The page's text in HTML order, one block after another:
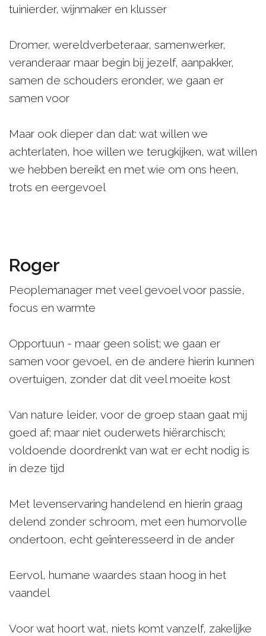
tuinierder, wijnmaker en klusser
Dromer, wereldverbeteraar, samenwerker,
veranderaar maar begin bij jezelf, aanpakker,
samen de schouders eronder, we gaan er
samen voor
Maar ook dieper dan dat: wat willen we
achterlaten, hoe willen we terugkijken, wat willen
we hebben bereikt en met wie om ons heen,
trots en eergevoel
Roger
Peoplemanager met veel gevoel voor passie,
focus en warmte
Opportuun - maar geen solist; we gaan er
samen voor gevoel, en de andere hierin kunnen
overtuigen, zonder dat dit veel moeite kost
Van nature leider, voor de groep staan gaat mij
goed af; maar niet ouderwets hiërarchisch;
voldoende doordrenkt van wat er echt nodig is
in deze tijd
Met levenservaring handelend en hierin graag
delend zonder schroom, met een humorvolle
ondertoon, echt geïnteresseerd in de ander
Eervol, humane waardes staan hoog in het
vaandel
Voor wat hoort wat, niets komt vanzelf, zakelijke